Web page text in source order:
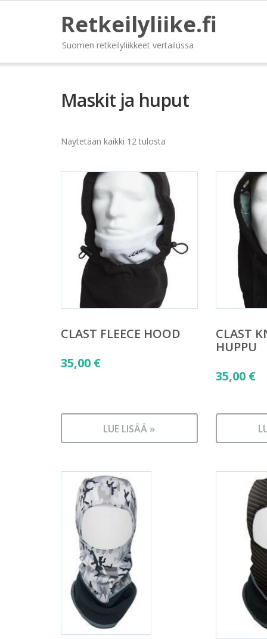
Retkeilyliike.fi
Suomen retkeilyliikkeet vertailussa
Maskit ja huput
Näytetään kaikki 12 tulosta
CLAST FLEECE HOOD
35,00 €
LUE LISÄÄ »
CLAST
HUPPU
35,00 €